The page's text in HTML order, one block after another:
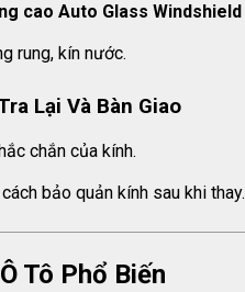
cao Auto Glass Windshield
rung, kín nước.
Lại Và Bàn Giao
chắn của kính.
bảo quản kính sau khi thay.
Tô Phổ Biến